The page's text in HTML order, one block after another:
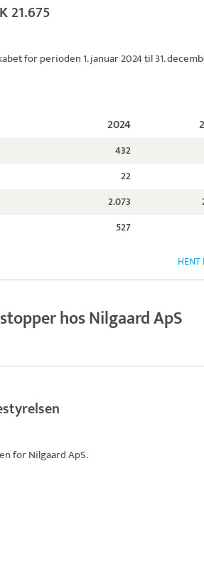
21.675
for perioden 1. januar 2024 til 31.
2024
432
22
2.073
527
HENT
hos Nilgaard ApS
forNilgaard ApS.